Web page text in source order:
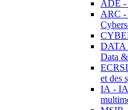
ADE -
ARC -
DATA
Data
et des
IA - IA